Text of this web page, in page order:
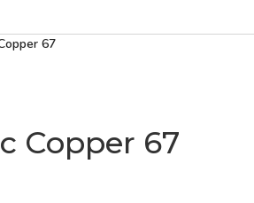
67
Copper 67